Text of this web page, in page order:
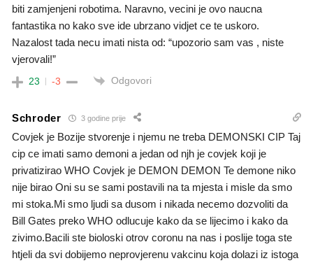
biti zamjenjeni robotima. Naravno, vecini je ovo naucna
fantastika no kako sve ide ubrzano vidjet ce te uskoro.
Nazalost tada necu imati nista od: “upozorio sam vas , niste
vjerovali!”
23 -3 Odgovori
Schroder 3 godine prije
Covjek je Bozije stvorenje i njemu ne treba DEMONSKI CIP Taj
cip ce imati samo demoni a jedan od njh je covjek koji je
privatizirao WHO Covjek je DEMON DEMON Te demone niko
nije birao Oni su se sami postavili na ta mjesta i misle da smo
mi stoka.Mi smo ljudi sa dusom i nikada necemo dozvoliti da
Bill Gates preko WHO odlucuje kako da se lijecimo i kako da
zivimo.Bacili ste bioloski otrov coronu na nas i poslije toga ste
htjeli da svi dobijemo neprovjerenu vakcinu koja dolazi iz istoga